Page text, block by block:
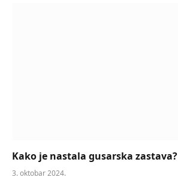
Kako je nastala gusarska zastava?
3. oktobar 2024.